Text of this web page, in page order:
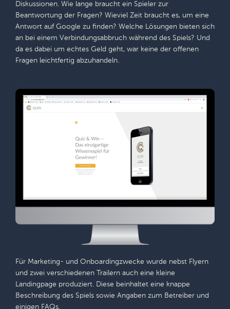
Diskussionen. Wie lange braucht ein Spieler zur
Beantwortung der Fragen? Wieviel Zeit braucht es, um eine
Antwort auf Google zu finden? Welche Lösungen bieten sich
an bei einem Verbindungsabbruch während des Spiels? Und
da es dabei um echtes Geld geht, war keine der offenen
Fragen leichtfertig abzuhandeln.
Für Marketing- und Onboardingzwecke wurde nebst Flyern
und zwei verschiedenen Trailern auch eine kleine
Landingpage produziert. Diese beinhaltet eine knappe
Beschreibung des Spiels sowie Angaben zum Betreiber und
einigen FAQs.